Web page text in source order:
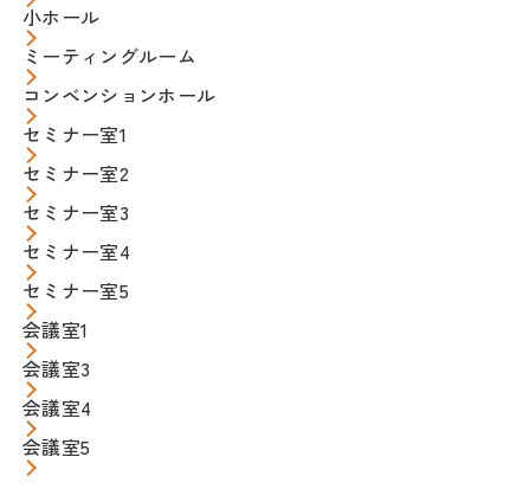
小ホール
ミーティングルーム
コンベンションホール
セミナー室1
セミナー室2
セミナー室3
セミナー室4
セミナー室5
会議室1
会議室3
会議室4
会議室5